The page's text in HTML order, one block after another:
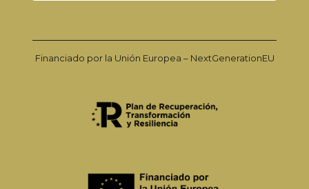
Financiado por la Unión Europea – NextGenerationEU